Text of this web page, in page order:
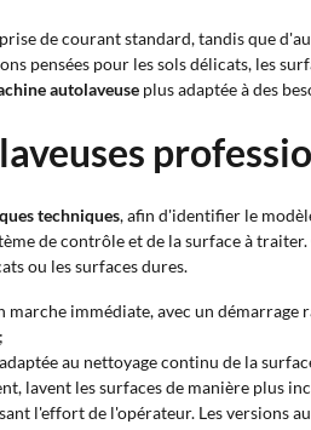
de courant standard, tandis que
pensées pour les sols délicats, les
autolaveuse plus adaptée à des
techniques, afin d'identifier le
de contrôle et de la surface à
ou les surfaces dures.
immédiate, avec un
au nettoyage continu de la
lavent les surfaces de manière plus
l'effort de l'opérateur. Les versions